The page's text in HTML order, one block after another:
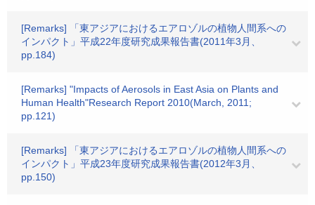
[Remarks] 「東アジアにおけるエアロゾルの植物人間系への
インパクト」平成22年度研究成果報告書(2011年3月、
pp.184)
[Remarks] "Impacts of Aerosols in East Asia on Plants and
Human Health"Research Report 2010(March, 2011;
pp.121)
[Remarks] 「東アジアにおけるエアロゾルの植物人間系への
インパクト」平成23年度研究成果報告書(2012年3月、
pp.150)